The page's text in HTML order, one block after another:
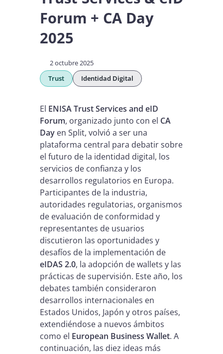
Forum + CA Day
2025
2 octubre 2025
Trust
Identidad Digital
El ENISA Trust Services and eID
Forum, organizado junto con el CA
Day en Split, volvió a ser una
plataforma central para debatir sobre
el futuro de la identidad digital, los
servicios de confianza y los
desarrollos regulatorios en Europa.
Participantes de la industria,
autoridades regulatorias, organismos
de evaluación de conformidad y
representantes de usuarios
discutieron las oportunidades y
desafíos de la implementación de
eIDAS 2.0, la adopción de wallets y las
prácticas de supervisión. Este año, los
debates también consideraron
desarrollos internacionales en
Estados Unidos, Japón y otros países,
extendiéndose a nuevos ámbitos
como el European Business Wallet. A
continuación, las diez ideas más